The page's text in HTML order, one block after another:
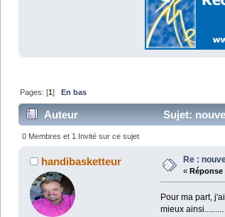
Pages: [1] En bas
Auteur Sujet:
0 Membres et 1 Invité sur ce sujet
handibasketteur Re :
« Réponse
Pour ma part,
mieux ainsi.........